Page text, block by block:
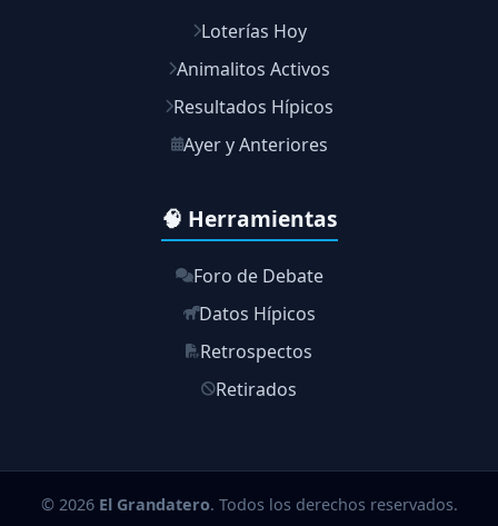
Loterías Hoy
Animalitos Activos
Resultados Hípicos
Ayer y Anteriores
🧠 Herramientas
Foro de Debate
Datos Hípicos
Retrospectos
Retirados
© 2026 El Grandatero. Todos los derechos reservados.